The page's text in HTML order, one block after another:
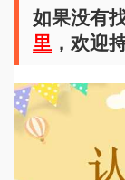
如果没有
里 ，欢迎